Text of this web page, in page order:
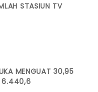
STASIUN TV
MENGUAT 30,95
6.440,6